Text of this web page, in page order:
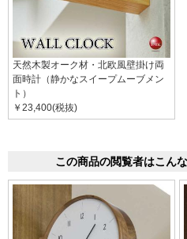
天然木製オーク材・北欧風壁掛け両
面時計（静かなスイープムーブメン
ト）
￥23,400(税抜)
この商品の閲覧者はこん